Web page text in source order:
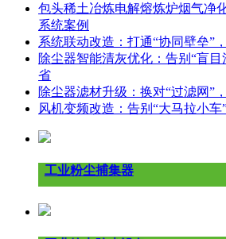
包头稀土冶炼电解熔炼炉烟气净
系统案例
系统联动改造：打通“协同壁垒”
除尘器智能清灰优化：告别“盲
省
除尘器滤材升级：换对“过滤网”
风机变频改造：告别“大马拉小
工业粉尘捕集器